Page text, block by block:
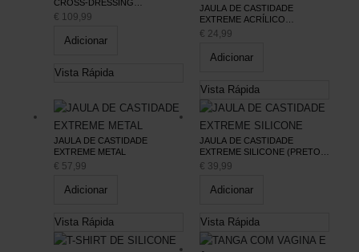
CROSS-DRESSING
(AJUSTÁVEL)
€ 109,99
Adicionar
Vista Rápida
JAULA DE CASTIDADE
EXTREME ACRÍLICO
AJUSTÁVEL (TRANSPARENTE)
€ 24,99
Adicionar
Vista Rápida
JAULA DE CASTIDADE
EXTREME METAL
€ 57,99
Adicionar
Vista Rápida
JAULA DE CASTIDADE
EXTREME SILICONE (PRETO) |
TAMANHO L
€ 39,99
Adicionar
Vista Rápida